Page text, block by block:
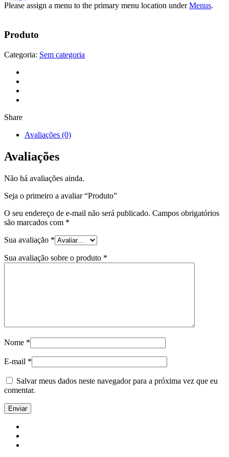
Please assign a menu to the primary menu location underMenus.
Produto
Categoria: Sem categoria
Share
Avaliações (0)
Avaliações
Não há avaliações ainda.
Seja o primeiro a avaliar “Produto”
O seu endereço de e-mail não será publicado. Campos obrigatórios
são marcados com *
Sua avaliação *
Sua avaliação sobre o produto *
Nome *
E-mail *
Salvar meus dados neste navegador para a próxima vez que eu
comentar.